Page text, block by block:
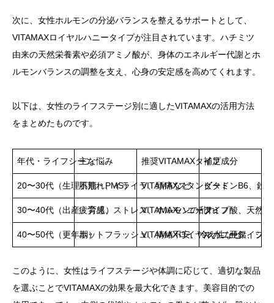
次に、女性ホルモンの分泌バランスを整えるサポートとして、
VITAMAXロイヤルハニータイプが注目されています。ハチミツ
由来の天然栄養素や必須アミノ酸が、身体のエネルギー代謝とホ
ルモンバランスの調整を支え、心身の安定感を高めてくれます。
以下は、女性のライフステージ別に適したVITAMAXの活用方法
をまとめたものです。
年代・ライフシーン主な悩み 推奨VITAMAXタイプ補足成分
20〜30代（生理不順・PMS）肌荒れ、イライラ、頭痛など
VITAMAXスタンダードビタミンB6、鉄
30〜40代（出産・育児）疲労感、ストレス、ホルモンの乱れ
VITAMAXハニータイプアミノ酸、天然
40〜50代（更年期）ホットフラッシュ、情緒不安、冷え性など
VITAMAXロイヤルハニータイプ
マカ、亜鉛、シ
このように、女性はライフステージや体調に応じて、適切な製品
を選ぶことでVITAMAXの効果を最大化できます。美容目的での